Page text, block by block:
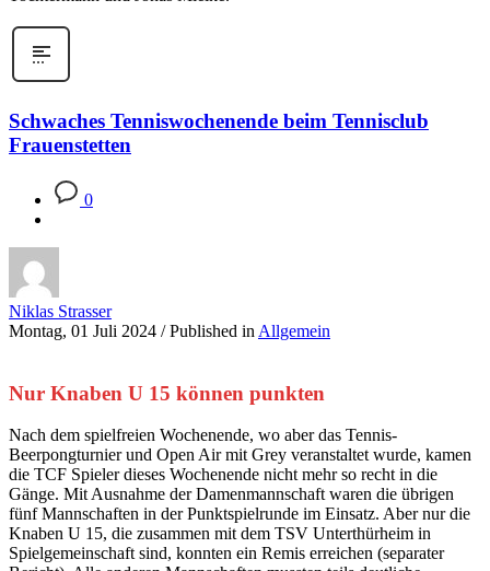
Schwaches Tenniswochenende beim Tennisclub
Frauenstetten
0
Niklas Strasser
Montag, 01 Juli 2024 / Published in Allgemein
Nur Knaben U 15 können punkten
Nach dem spielfreien Wochenende, wo aber das Tennis-
Beerpongturnier und Open Air mit Grey veranstaltet wurde, kamen
die TCF Spieler dieses Wochenende nicht mehr so recht in die
Gänge. Mit Ausnahme der Damenmannschaft waren die übrigen
fünf Mannschaften in der Punktspielrunde im Einsatz. Aber nur die
Knaben U 15, die zusammen mit dem TSV Unterthürheim in
Spielgemeinschaft sind, konnten ein Remis erreichen (separater